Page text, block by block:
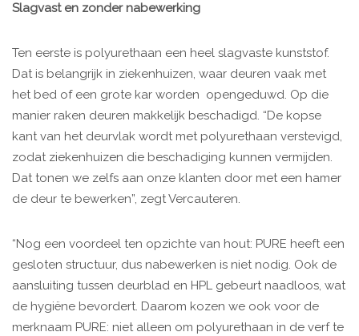
Slagvast en zonder nabewerking
Ten eerste is polyurethaan een heel slagvaste kunststof.
Dat is belangrijk in ziekenhuizen, waar deuren vaak met
het bed of een grote kar worden opengeduwd. Op die
manier raken deuren makkelijk beschadigd. “De kopse
kant van het deurvlak wordt met polyurethaan verstevigd,
zodat ziekenhuizen die beschadiging kunnen vermijden.
Dat tonen we zelfs aan onze klanten door met een hamer
de deur te bewerken”, zegt Vercauteren.
“Nog een voordeel ten opzichte van hout: PURE heeft een
gesloten structuur, dus nabewerken is niet nodig. Ook de
aansluiting tussen deurblad en HPL gebeurt naadloos, wat
de hygiëne bevordert. Daarom kozen we ook voor de
merknaam PURE: niet alleen om polyurethaan in de verf te